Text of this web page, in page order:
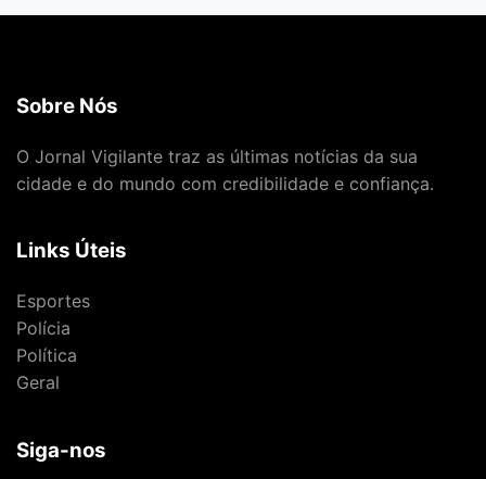
Sobre Nós
O Jornal Vigilante traz as últimas notícias da sua
cidade e do mundo com credibilidade e confiança.
Links Úteis
Esportes
Polícia
Política
Geral
Siga-nos